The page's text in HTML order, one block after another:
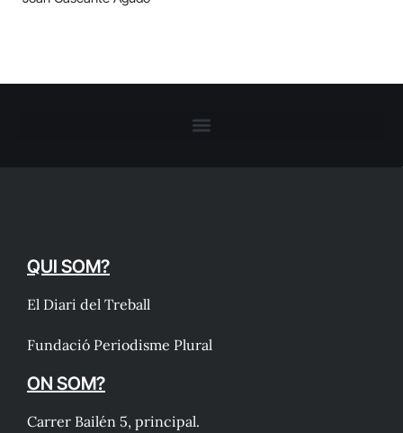
QUI SOM?
El Diari del Treball
Fundació Periodisme Plural
ON SOM?
Carrer Bailén 5, principal.